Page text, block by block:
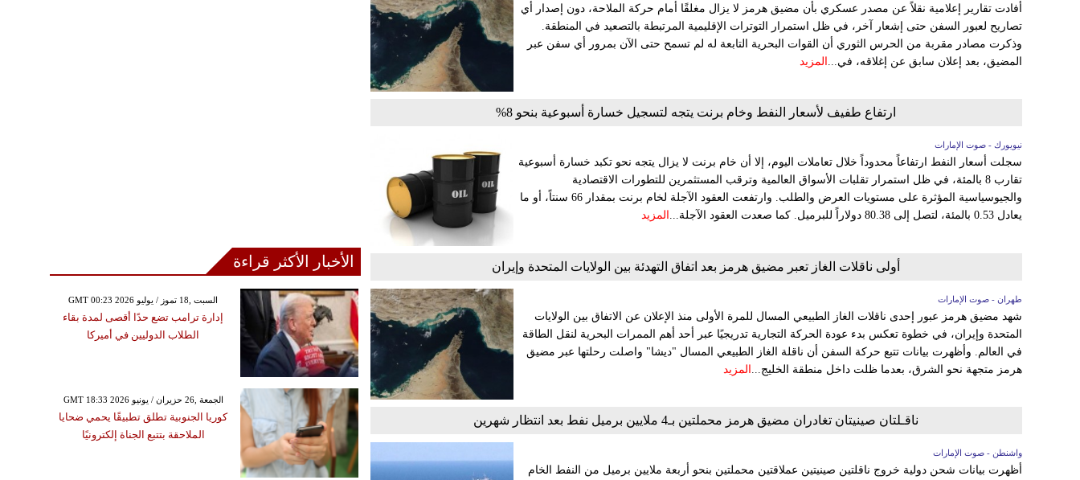
أفادت تقارير إعلامية نقلاً عن مصدر عسكري بأن مضيق هرمز لا يزال مغلقًا أمام حركة الملاحة، دون إصدار أي
تصاريح لعبور السفن حتى إشعار آخر، في ظل استمرار التوترات الإقليمية المرتبطة بالتصعيد في المنطقة.
وذكرت مصادر مقربة من الحرس الثوري أن القوات البحرية التابعة له لم تسمح حتى الآن بمرور أي سفن عبر
المضيق، بعد إعلان سابق عن إغلاقه، في... المزيد
ارتفاع طفيف لأسعار النفط وخام برنت يتجه لتسجيل خسارة أسبوعية بنحو 8%
نيويورك - صوت الإمارات
سجلت أسعار النفط ارتفاعاً محدوداً خلال تعاملات اليوم، إلا أن خام برنت لا يزال يتجه نحو تكبد خسارة أسبوعية
تقارب 8 بالمئة، في ظل استمرار تقلبات الأسواق العالمية وترقب المستثمرين للتطورات الاقتصادية
والجيوسياسية المؤثرة على مستويات العرض والطلب. وارتفعت العقود الآجلة لخام برنت بمقدار 66 سنتاً، أو ما
يعادل 0.53 بالمئة، لتصل إلى 80.38 دولاراً للبرميل. كما صعدت العقود الآجلة...
المزيد
أولى ناقلات الغاز تعبر مضيق هرمز بعد اتفاق التهدئة بين الولايات المتحدة وإيران
طهران - صوت الإمارات
شهد مضيق هرمز عبور إحدى ناقلات الغاز الطبيعي المسال للمرة الأولى منذ الإعلان عن الاتفاق بين الولايات
المتحدة وإيران، في خطوة تعكس بدء عودة الحركة التجارية تدريجيًا عبر أحد أهم الممرات البحرية لنقل الطاقة
في العالم. وأظهرت بيانات تتبع حركة السفن أن ناقلة الغاز الطبيعي المسال "ديشا" واصلت رحلتها عبر مضيق
هرمز متجهة نحو الشرق، بعدما ظلت داخل منطقة الخليج... المزيد
ناقـلتان صينيتان تغادران مضيق هرمز محملتين بـ4 ملايين برميل نفط بعد انتظار شهرين
واشنطن - صوت الإمارات
أظهرت بيانات شحن دولية خروج ناقلتين صينيتين عملاقتين محملتين بنحو أربعة ملايين برميل من النفط الخام
الأخبار الأكثر قراءة
GMT 00:23 2026 السبت ,18 تموز / يوليو
إدارة ترامب تضع حدًا أقصى لمدة بقاء
الطلاب الدوليين في أميركا
GMT 18:33 2026 الجمعة ,26 حزيران / يونيو
كوريا الجنوبية تطلق تطبيقًا يحمي ضحايا
الملاحقة بتتبع الجناة إلكترونيًا